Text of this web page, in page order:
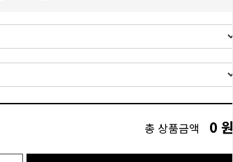
총 상품금액 0 원